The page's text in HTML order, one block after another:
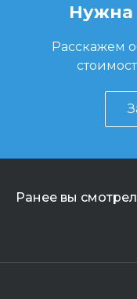
Нужна
Расскажем
Ранее вы